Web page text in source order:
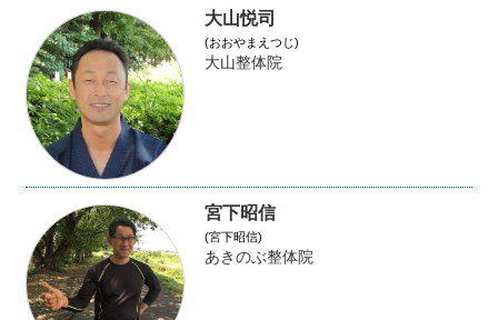
大山悦司
(おおやまえつじ)
大山整体院
宮下昭信
(宮下昭信)
あきのぶ整体院